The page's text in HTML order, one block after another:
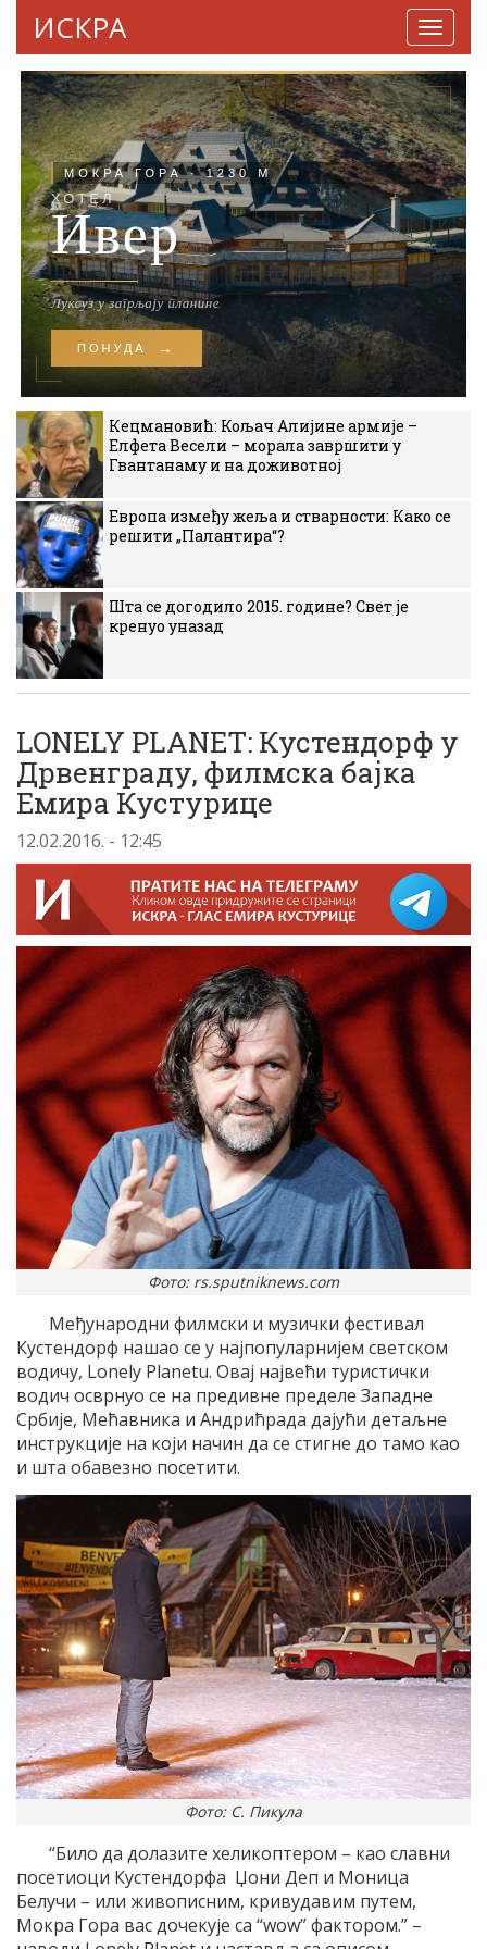
ИСКРА
Кецмановић: Кољач Алијине армије –
Елфета Весели – морала завршити у
Гвантанаму и на доживотној
Европа између жеља и стварности: Како се
решити „Палантира“?
Шта се догодило 2015. године? Свет је
кренуо уназад
LONELY PLANET: Кустендорф у
Дрвенграду, филмска бајка
Емира Кустурице
12.02.2016. - 12:45
Фото: rs.sputniknews.com
Међународни филмски и музички фестивал
Кустендорф нашао се у најпопуларнијем светском
водичу, Lonely Planetu. Овај највећи туристички
водич осврнуо се на предивне пределе Западне
Србије, Мећавника и Андрићрада дајући детаљне
инструкције на који начин да се стигне до тамо као
и шта обавезно посетити.
Фото: С. Пикула
“Било да долазите хеликоптером – као славни
посетиоци Кустендорфа Џони Деп и Моница
Белучи – или живописним, кривудавим путем,
Мокра Гора вас дочекује са “wоw” фактором.” –